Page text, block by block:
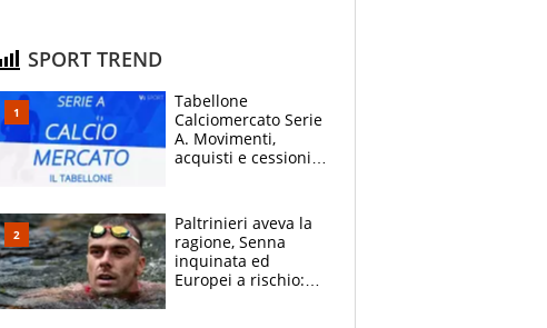
SPORT TREND
Tabellone
Calciomercato Serie
A. Movimenti,
acquisti e cessioni:
Paltrinieri aveva la
ragione, Senna
inquinata ed
Europei a rischio: